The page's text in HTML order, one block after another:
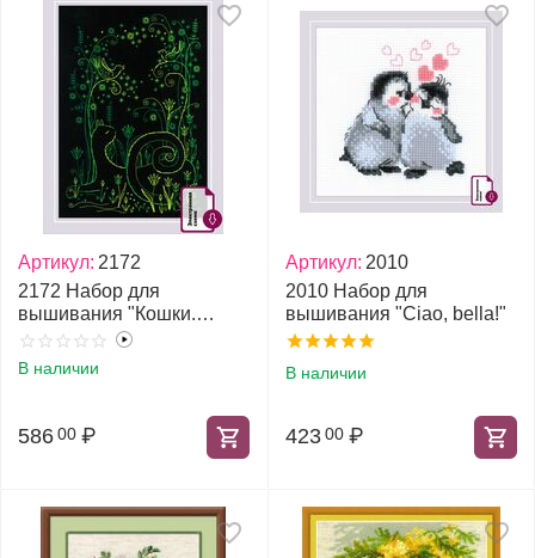
Артикул: 2172
2172 Набор для
вышивания "Кошки.
Мелодия весны"
В наличии
586 00 ₽
Артикул: 2010
2010 Набор для
вышивания "Ciao, bella!"
В наличии
423 00 ₽